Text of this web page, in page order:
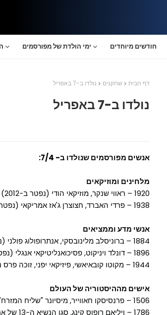
ימי הולדת של מפורסמים חודשים מיוחדים
דף הבית שחקנים נולדו ב-7 באפריל
נולדו ב-7 באפריל
אנשים מפורסמים שנולדו ב- 7/4:
מלחינים ומוזיקאים
1920 – ראווי שנקר, מוזיקאי הודי (נפטר ב-2012)
1938 – פרדי האברד, חצוצרן ג'אז אמריקאי (נפטר ב-2008)
אנשי מדע וממציאים
1884 – ברוניסלב מלינובסקי, אנתרופולוג פולני (נפטר ב-1942)
1896 – דונלד ויניקוט, פסיכואנליטיקאי אנגלי (נפטר ב-1971)
1944 – מקוטו קובאיאשי, פיזיקאי יפני, זוכה פרס נובל לפיזיקה לשנת 2008
אישים מההיסטוריה של העולם
1506 – פרנסיסקו חאווייר, מיסיונר "שליח המזרח" וממייסדי מיסדר הישועים (נפטר ב-1552)
1786 – ויליאם רופוס קינג, סגן הנשיא ה-13 של ארצות הברית (נפטר ב-1853)